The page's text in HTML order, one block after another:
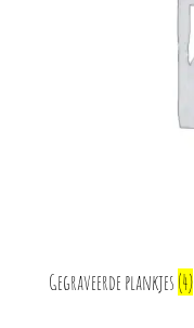
Gegraveerde plankjes (4)